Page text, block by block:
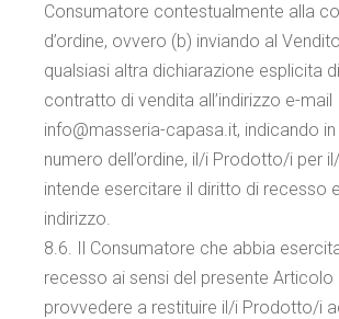
Consumatore contestualmente alla
d’ordine, ovvero (b) inviando al
qualsiasi altra dichiarazione esplicita
contratto di vendita all’indirizzo e-mail
info@masseria-capasa.it, indicando
numero dell’ordine, il/i Prodotto/i per
intende esercitare il diritto di recesso
indirizzo.
8.6. Il Consumatore che abbia
recesso ai sensi del presente Articolo
provvedere a restituire il/i Prodotto/i